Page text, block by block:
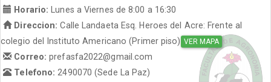
Horario:
Lunes a Viernes de 8:00 a 16:30
Direccion: Calle Landaeta Esq. Heroes del Acre: Frente al
colegio del Instituto Americano (Primer piso) VER MAPA
Correo:prefasfa2022@gmail.com
Telefono: 2490070 (Sede La Paz)